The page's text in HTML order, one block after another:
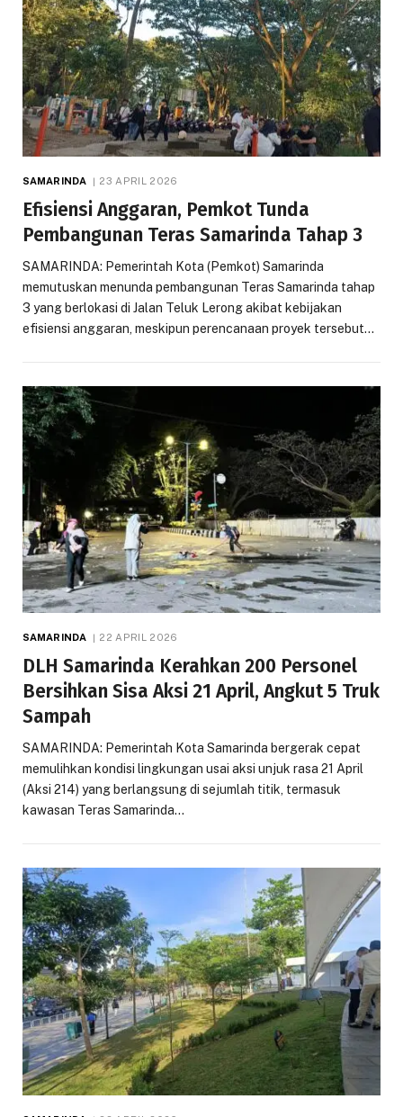
SAMARINDA 23 APRIL 2026
Efisiensi Anggaran, Pemkot Tunda
Pembangunan Teras Samarinda Tahap 3
SAMARINDA: Pemerintah Kota (Pemkot) Samarinda
memutuskan menunda pembangunan Teras Samarinda tahap
3 yang berlokasi di Jalan Teluk Lerong akibat kebijakan
efisiensi anggaran, meskipun perencanaan proyek tersebut…
SAMARINDA 22 APRIL 2026
DLH Samarinda Kerahkan 200 Personel
Bersihkan Sisa Aksi 21 April, Angkut 5 Truk
Sampah
SAMARINDA: Pemerintah Kota Samarinda bergerak cepat
memulihkan kondisi lingkungan usai aksi unjuk rasa 21 April
(Aksi 214) yang berlangsung di sejumlah titik, termasuk
kawasan Teras Samarinda…